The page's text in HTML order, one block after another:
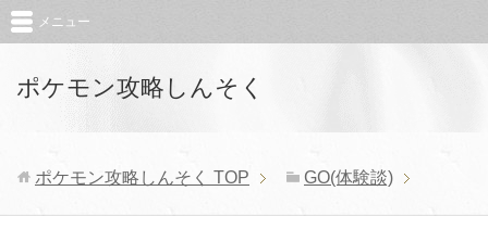
ポケモン攻略しんそく
メニュー
ポケモン攻略しんそく TOP GO(体験談)